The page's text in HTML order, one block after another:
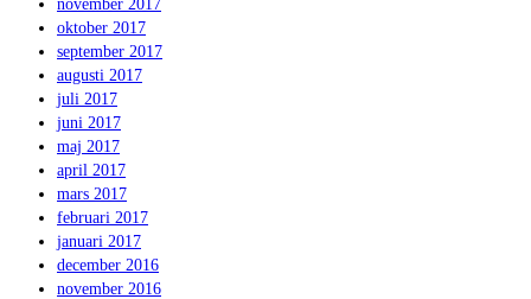
november 2017
oktober 2017
september 2017
augusti 2017
juli 2017
juni 2017
maj 2017
april 2017
mars 2017
februari 2017
januari 2017
december 2016
november 2016